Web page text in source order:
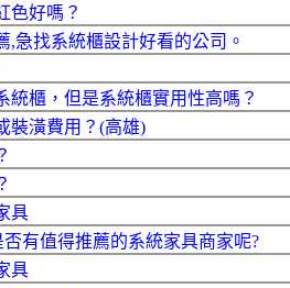
色好嗎？
,急找系統櫃設計好看的公司。
統櫃，但是系統櫃實用性高嗎？
裝潢費用？(高雄)
具
有值得推薦的系統家具商家呢?
具